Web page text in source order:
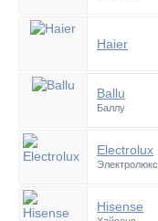
Haier
Ballu
Баллу
Electrolux
Электролюкс
Hisense